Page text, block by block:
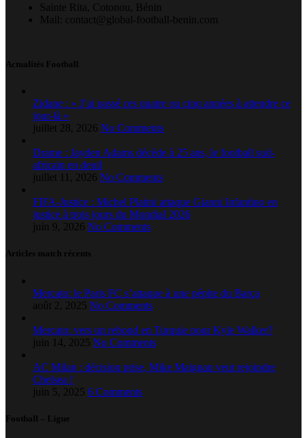
Sainte Rita, Cotonou, Bénin
Mail: contact@global-football-benin.com
Actualités Football
Zidane : « J’ai passé ces quatre ou cinq années à attendre ce
jour-là »
juillet 28, 2026 No Comments
Drame : Jayden Adams décède à 25 ans, le football sud-
africain en deuil
juillet 11, 2026 No Comments
FIFA-Justice : Michel Platini attaque Gianni Infantino en
justice à trois jours du Mondial 2026
juin 9, 2026 No Comments
Articles match récents
Mercato: le Paris FC s’attaque à une pépite du Barça
août 2, 2025 No Comments
Mercato: vers un rebond en Turquie pour Kyle Walker?
juin 14, 2025 No Comments
AC Milan : décision prise, Mike Maignan veut rejoindre
Chelsea !
juin 5, 2025 6 Comments
Football – Ligue